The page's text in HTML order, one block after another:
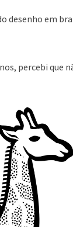
desenho em
percebi que